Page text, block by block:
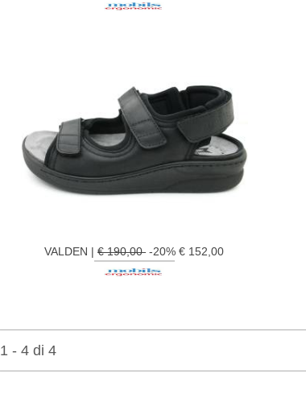
VALDEN |€ 190,00 -20% € 152,00
1 - 4 di 4